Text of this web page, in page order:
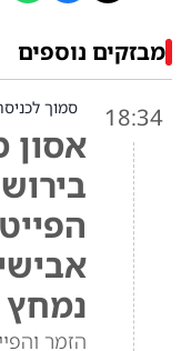
מבזקים נוספים
18:34 סמוך
אסון
נמחץ
הזמר